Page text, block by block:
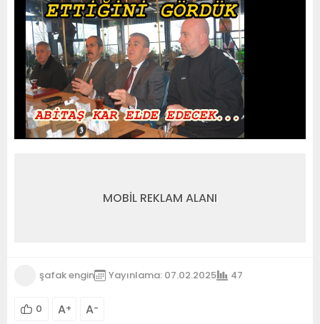
MOBİL REKLAM ALANI
şafak engin Yayınlama: 07.02.2025 47
0 A+ A-